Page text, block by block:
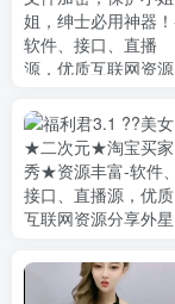
影视
fongmi、
OK接口
接口
个月
小苹果影
v1.0.9
子破解版
载，继
白嫖直
付费阅读
3年前